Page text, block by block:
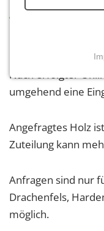
Anfragen sind
Online-Portal
Nach erfolgter
umgehend eine
Angefragtes Holz
Zuteilung kann
Anfragen sind nur
Drachenfels,
möglich.
Notwendige
Funktionen
Zweck:
Dieser Cookie